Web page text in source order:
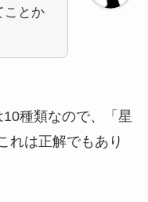
ことか
10種類なので、「星
れは正解でもあり